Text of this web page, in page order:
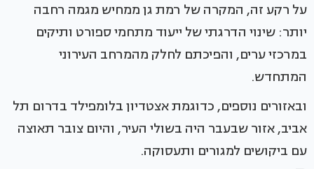
על רקע זה, המקרה של רמת גן ממחיש מגמה רחבה
יותר: שינוי הדרגתי של ייעוד מתחמי ספורט ותיקים
במרכזי ערים, והפיכתם לחלק מהמרחב העירוני
המתחדש.
ובאזורים נוספים, כדוגמת אצטדיון בלומפילד בדרום תל
אביב, אזור שבעבר היה בשולי העיר, והיום צובר תאוצה
עם ביקושים למגורים ותעסוקה.